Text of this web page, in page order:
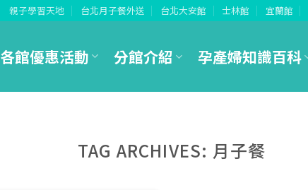
親子學習天地 台北月子餐外送 台北大安館 士林館 宜蘭館
各館優惠活動 分館介紹 孕產婦知識百科
TAG ARCHIVES: 月子餐